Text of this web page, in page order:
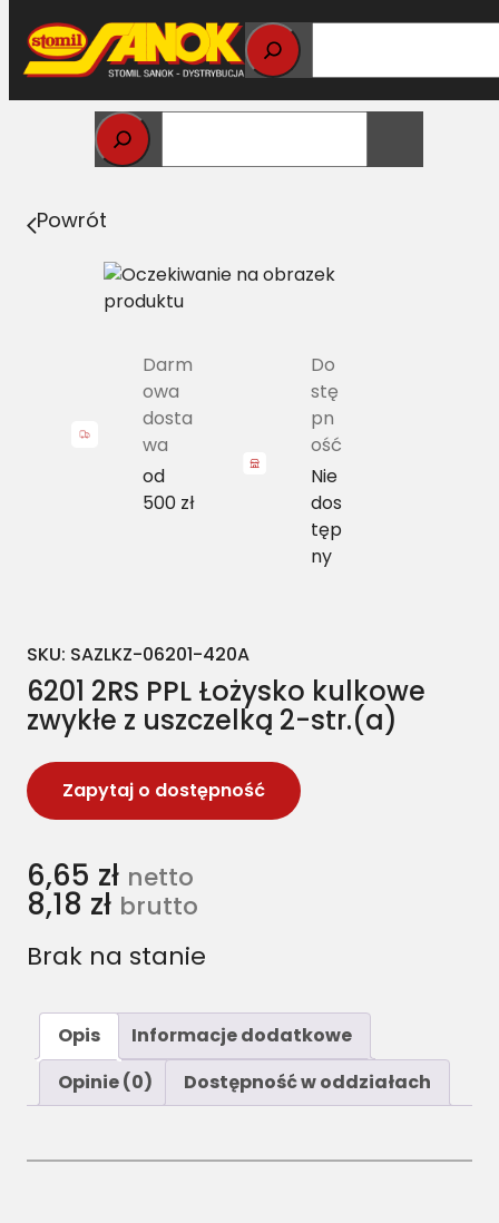
Przejdź
do
treści
Strona główna>
kulkowe zwykłe z uszczelką 2-str.(a)
Powrót
Darm
owa
dosta
wa
od
500 zł
Do
stę
pn
ość
Nie
dos
tęp
ny
SKU: SAZLKZ-06201-420A
6201 2RS PPL Łożysko kulkowe
zwykłe z uszczelką 2-str.(a)
Zapytaj o dostępność
6,65 zł netto
8,18 zł brutto
Brak na stanie
Opis
Informacje dodatkowe
Opinie (0)
Dostępność w oddziałach